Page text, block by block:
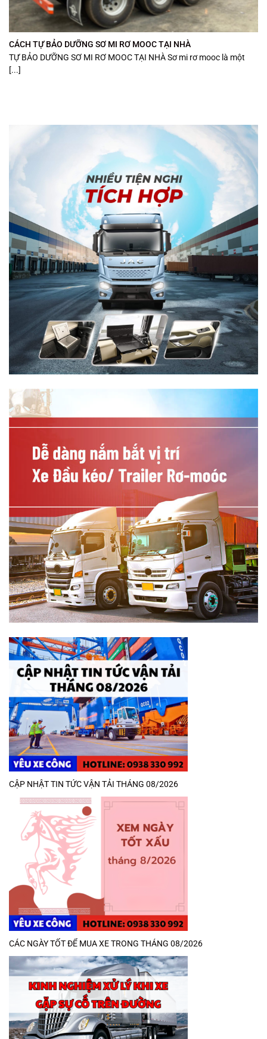
CÁCH TỰ BẢO DƯỠNG SƠ MI RƠ MOOC TẠI NHÀ
TỰ BẢO DƯỠNG SƠ MI RƠ MOOC TẠI NHÀ Sơ mi rơ mooc là một
[...]
CẬP NHẬT TIN TỨC VẬN TẢI THÁNG 08/2026
CÁC NGÀY TỐT ĐỂ MUA XE TRONG THÁNG 08/2026